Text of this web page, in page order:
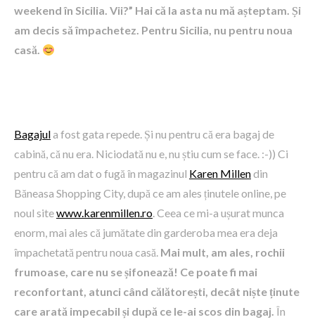
weekend în Sicilia. Vii?” Hai că la asta nu mă așteptam. Și
am decis să împachetez. Pentru Sicilia, nu pentru noua
casă.
Bagajula fost gata repede. Și nu pentru că era bagaj de
cabină, că nu era. Niciodată nu e, nu știu cum se face. :-)) Ci
pentru că am dat o fugă în magazinul Karen Millendin
Băneasa Shopping City, după ce am ales ținutele online, pe
noul sitewww.karenmillen.ro. Ceea ce mi-a ușurat munca
enorm, mai ales că jumătate din garderoba mea era deja
împachetată pentru noua casă. Mai mult, am ales, rochii
frumoase, care nu se șifonează! Ce poate fi mai
reconfortant, atunci când călătorești, decât niște ținute
care arată impecabil și după ce le-ai scos din bagaj. În